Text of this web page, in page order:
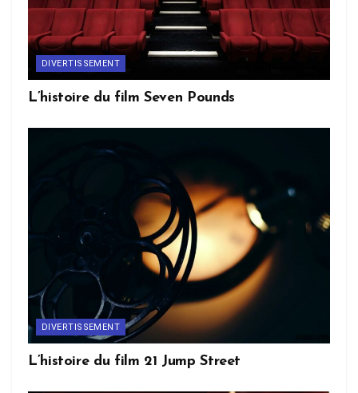
DIVERTISSEMENT
L’histoire du film Seven Pounds
DIVERTISSEMENT
L’histoire du film 21 Jump Street